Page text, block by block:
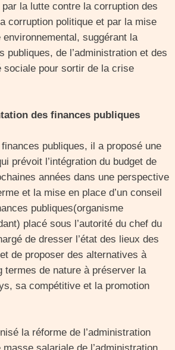
la lutte contre la corruption des
corruption politique et par la mise
environnemental, suggérant la
publiques, de l’administration et des
sociale pour sortir de la crise
des finances publiques
publiques, il a proposé une
prévoit l’intégration du budget de
années dans une perspective
et la mise en place d’un conseil
publiques(organisme
placé sous l’autorité du chef du
de dresser l’état des lieux des
de proposer des alternatives à
termes de nature à préserver la
sa compétitive et la promotion
la réforme de l’administration